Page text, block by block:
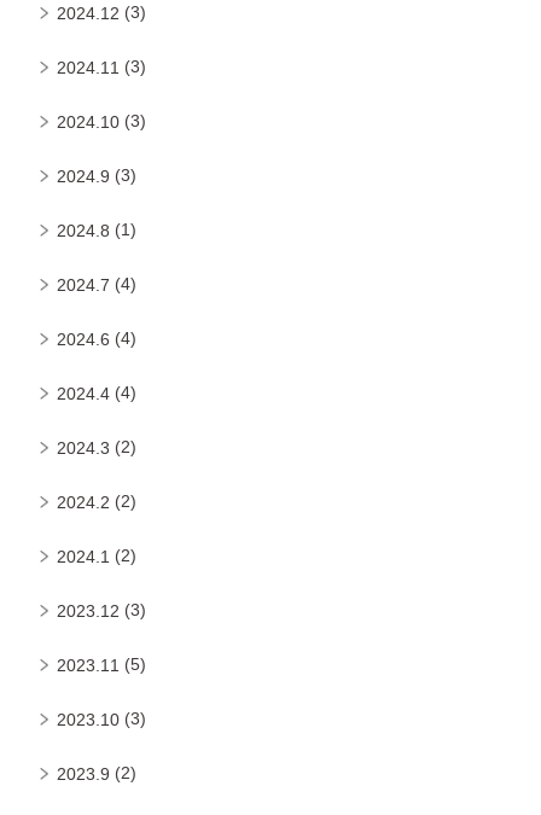
2024.12 (3)
2024.11 (3)
2024.10 (3)
2024.9 (3)
2024.8 (1)
2024.7 (4)
2024.6 (4)
2024.4 (4)
2024.3 (2)
2024.2 (2)
2024.1 (2)
2023.12 (3)
2023.11 (5)
2023.10 (3)
2023.9 (2)